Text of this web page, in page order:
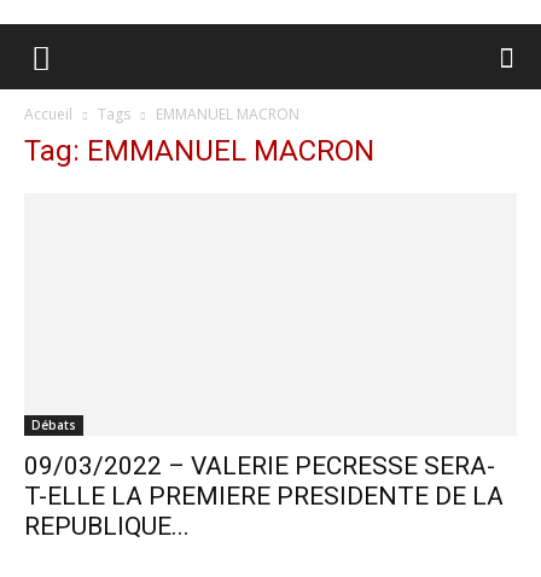
Accueil Tags EMMANUEL MACRON
Tag: EMMANUEL MACRON
Débats
09/03/2022 – VALERIE PECRESSE SERA-
T-ELLE LA PREMIERE PRESIDENTE DE LA
REPUBLIQUE...